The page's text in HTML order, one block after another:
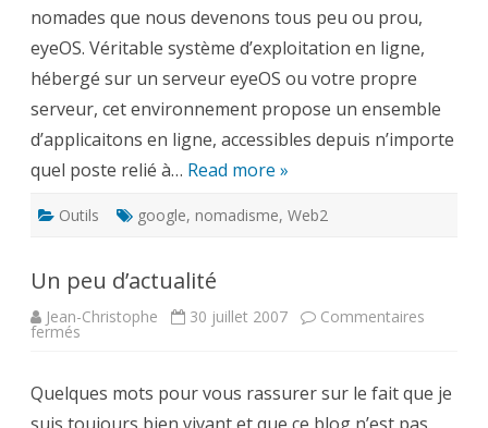
nomades que nous devenons tous peu ou prou,
eyeOS. Véritable système d’exploitation en ligne,
hébergé sur un serveur eyeOS ou votre propre
serveur, cet environnement propose un ensemble
d’applicaitons en ligne, accessibles depuis n’importe
quel poste relié à… Read more »
Outils google, nomadisme, Web2
Un peu d’actualité
Jean-Christophe 30 juillet 2007 Commentaires
fermés
Quelques mots pour vous rassurer sur le fait que je